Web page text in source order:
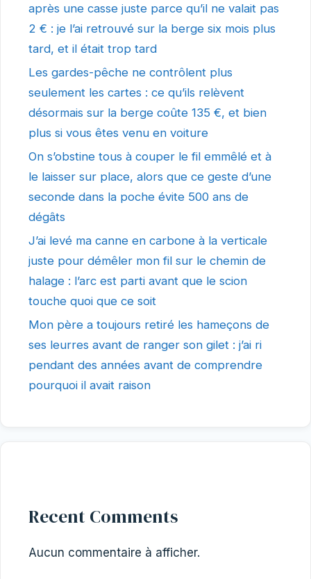
après une casse juste parce qu’il ne valait pas
2 € : je l’ai retrouvé sur la berge six mois plus
tard, et il était trop tard
Les gardes-pêche ne contrôlent plus
seulement les cartes : ce qu’ils relèvent
désormais sur la berge coûte 135 €, et bien
plus si vous êtes venu en voiture
On s’obstine tous à couper le fil emmêlé et à
le laisser sur place, alors que ce geste d’une
seconde dans la poche évite 500 ans de
dégâts
J’ai levé ma canne en carbone à la verticale
juste pour démêler mon fil sur le chemin de
halage : l’arc est parti avant que le scion
touche quoi que ce soit
Mon père a toujours retiré les hameçons de
ses leurres avant de ranger son gilet : j’ai ri
pendant des années avant de comprendre
pourquoi il avait raison
Recent Comments
Aucun commentaire à afficher.